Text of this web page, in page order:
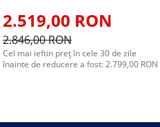
2.519,00 RON
2.846,00 RON
Cel mai ieftin preț în cele 30 de zile
înainte de reducere a fost: 2.799,00 RON